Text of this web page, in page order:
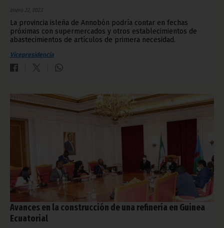
enero 22, 2023
La provincia isleña de Annobón podría contar en fechas
próximas con supermercados y otros establecimientos de
abastecimientos de artículos de primera necesidad.
Vicepresidencia
Avances en la construcción de una refinería en Guinea
Ecuatorial